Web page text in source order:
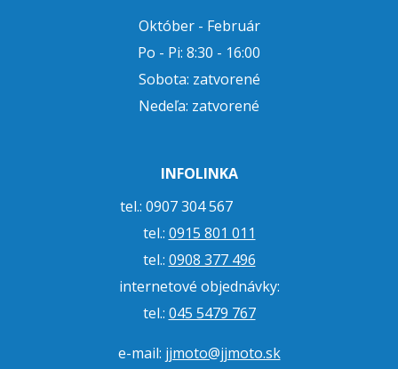
Október - Február
Po - Pi: 8:30 - 16:00
Sobota: zatvorené
Nedeľa: zatvorené
INFOLINKA
tel.: 0907 304 567
tel.: 0915 801 011
tel.: 0908 377 496
internetové objednávky:
tel.: 045 5479 767
e-mail: jjmoto@jjmoto.sk